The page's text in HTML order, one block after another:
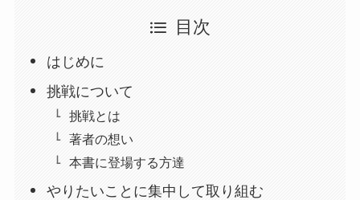
目次
はじめに
挑戦について
挑戦とは
著者の想い
本書に登場する方達
やりたいことに集中して取り組む